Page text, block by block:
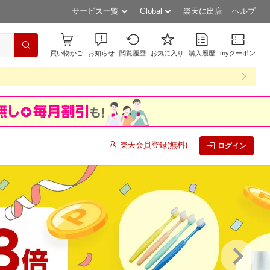
サービス一覧 Global 楽天に出店 ヘルプ
買い物かご お知らせ 閲覧履歴 お気に入り 購入履歴 myクーポン
楽天会員登録(無料) ログイン